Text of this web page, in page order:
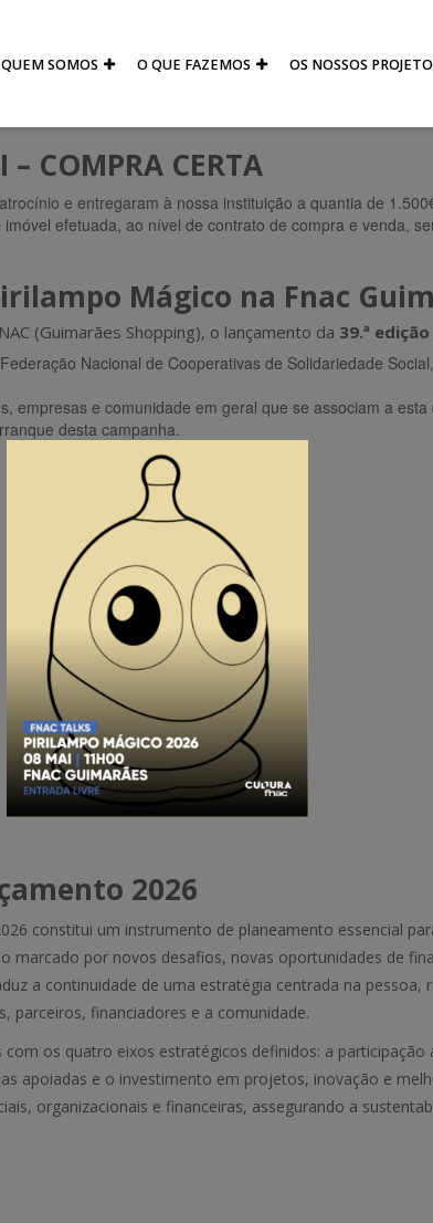
QUEM SOMOS O QUE FAZEMOS OS NOSSOS
COMPRA CERTA
e entregaram à nossa instituição a quantia de
efetuada, ao nível de contrato de compra e venda,
Mágico na Fnac
(Guimarães Shopping), o lançamento da 39.ª
Nacional de Cooperativas de Solidariedade
empresas e comunidade em geral que se associam a esta
desta campanha.
2026
constitui um instrumento de planeamento essencial
marcado por novos desafios, novas oportunidades de
a continuidade de uma estratégia centrada na pessoa,
parceiros, financiadores e a comunidade.
os quatro eixos estratégicos definidos: a
apoiadas e o investimento em projetos, inovação e
organizacionais e financeiras, assegurando a